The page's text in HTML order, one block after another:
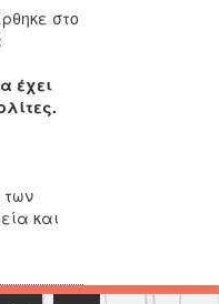
στο
έχει
των
και